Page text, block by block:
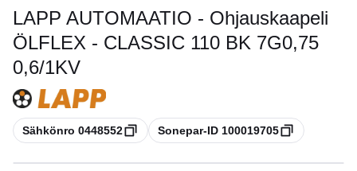
LAPP AUTOMAATIO - Ohjauskaapeli
ÖLFLEX - CLASSIC 110 BK 7G0,75
0,6/1KV
Kopioi
Sähkönro 0448552 Kopioi
Sonepar-ID 100019705